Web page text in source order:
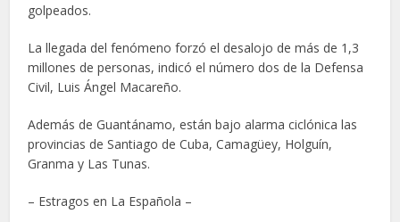
golpeados.
La llegada del fenómeno forzó el desalojo de más de 1,3
millones de personas, indicó el número dos de la Defensa
Civil, Luis Ángel Macareño.
Además de Guantánamo, están bajo alarma ciclónica las
provincias de Santiago de Cuba, Camagüey, Holguín,
Granma y Las Tunas.
– Estragos en La Española –